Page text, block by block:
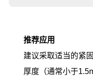
推荐应用
建议采取适当的紧
厚度（通常小于1.5